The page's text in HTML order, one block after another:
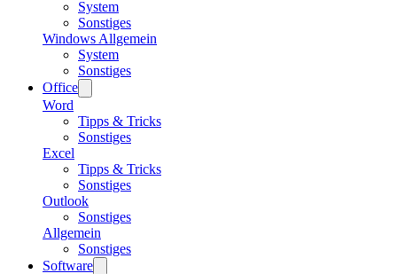
System
Sonstiges
Windows Allgemein
System
Sonstiges
Office
Word
Tipps & Tricks
Sonstiges
Excel
Tipps & Tricks
Sonstiges
Outlook
Sonstiges
Allgemein
Sonstiges
Software